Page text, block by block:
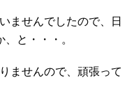
ませんでしたので、日
と・・・。
ませんので、頑張って